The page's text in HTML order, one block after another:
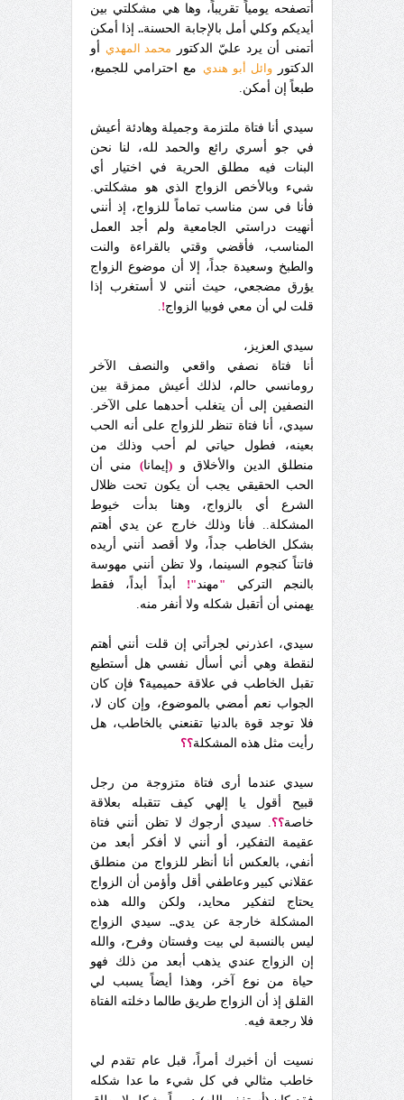
أتصفحه يومياً تقريباً، وها هي مشكلتي بين
أيديكم وكلي أمل بالإجابة الحسنة..إذا أمكن
أتمنى أن يرد عليّ الدكتور
محمد المهدي أو
الدكتور
وائل أبو هندي مع احترامي للجميع،
طبعاً إن أمكن.
سيدي أنا فتاة ملتزمة وجميلة وهادئة أعيش
في جو أسري رائع والحمد لله، لنا نحن
البنات فيه مطلق الحرية في اختيار أي
شيء وبالأخص الزواج الذي هو مشكلتي.
فأنا في سن مناسب تماماً للزواج، إذ أنني
أنهيت دراستي الجامعية ولم أجد العمل
المناسب، فأقضي وقتي بالقراءة والنت
والطبخ وسعيدة جداً، إلا أن موضوع الزواج
يؤرق مضجعي، حيث أنني لا أستغرب إذا
قلت لي أن معي فوبيا الزواج!
سيدي العزيز،
أنا فتاة نصفي واقعي والنصف الآخر
رومانسي حالم، لذلك أعيش ممزقة بين
النصفين إلى أن يتغلب أحدهما على الآخر.
سيدي، أنا فتاة تنظر للزواج على أنه الحب
بعينه، فطول حياتي لم أحب وذلك من
منطلق الدين والأخلاق و
( إيمانا)
مني أن
الحب الحقيقي يجب أن يكون تحت ظلال
الشرع أي بالزواج، وهنا بدأت خيوط
المشكلة.. فأنا وذلك خارج عن يدي أهتم
بشكل الخاطب جداً، ولا أقصد أنني أريده
فاتناً كنجوم السينما، ولا تظن أنني مهوسة
بالنجم التركي
"مهند "! أبداً أبداً، فقط
يهمني أن أتقبل شكله ولا أنفر منه.
سيدي، اعذرني لجرأتي إن قلت أنني أهتم
لنقطة وهي أني أسأل نفسي هل أستطيع
تقبل الخاطب في علاقة حميمية؟ فإن كان
الجواب نعم أمضي بالموضوع، وإن كان لا،
فلا توجد قوة بالدنيا تقنعني بالخاطب، هل
رأيت مثل هذه المشكلة؟؟
سيدي عندما أرى فتاة متزوجة من رجل
قبيح أقول يا إلهي كيف تتقبله بعلاقة
خاصة؟؟ . سيدي أرجوك لا تظن أنني فتاة
عقيمة التفكير، أو أنني لا أفكر أبعد من
أنفي، بالعكس أنا أنظر للزواج من منطلق
عقلاني كبير وعاطفي أقل وأؤمن أن الزواج
يحتاج لتفكير محايد، ولكن والله هذه
المشكلة خارجة عن يدي.. سيدي الزواج
ليس بالنسبة لي بيت وفستان وفرح، والله
إن الزواج عندي يذهب أبعد من ذلك فهو
حياة من نوع آخر، وهذا أيضاً يسبب لي
القلق إذ أن الزواج طريق طالما دخلته الفتاة
فلا رجعة فيه.
نسيت أن أخبرك أمراً، قبل عام تقدم لي
خاطب مثالي في كل شيء ما عدا شكله